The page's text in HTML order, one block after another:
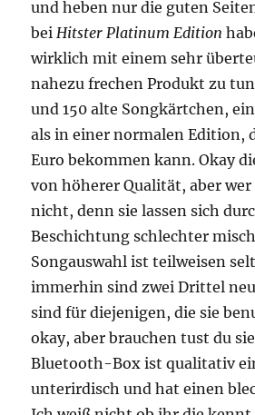
und heben nur die guten
beiHitster Platinum Edition
wirklich mit einem sehr
nahezu frechen Produkt zu
und 150 alte Songkärtchen,
als in einer normalen Edition,
Euro bekommen kann. Okay
von höherer Qualität, aber wer
nicht, denn sie lassen sich
Beschichtung schlechter
Songauswahl ist teilweisen
immerhin sind zwei Drittel
sind für diejenigen, die sie
okay, aber brauchen tust du
Bluetooth-Box ist qualitativ
unterirdisch und hat einen